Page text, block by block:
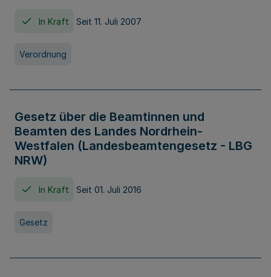
In Kraft Seit 11. Juli 2007
Verordnung
Gesetz über die Beamtinnen und
Beamten des Landes Nordrhein-
Westfalen (Landesbeamtengesetz - LBG
NRW)
In Kraft Seit 01. Juli 2016
Gesetz